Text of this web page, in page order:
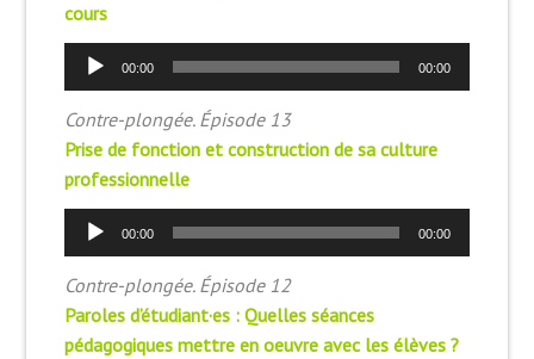
cours
Lecteur
audio
00:00 00:00
Contre-plongée. Épisode 13
Prise de fonction et construction de sa culture
professionnelle
Lecteur
audio
00:00 00:00
Contre-plongée. Épisode 12
Paroles d’étudiant·es : Quelles séances
pédagogiques mettre en oeuvre avec les élèves ?